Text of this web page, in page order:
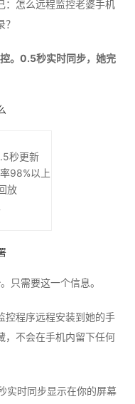
：怎么远程监控老婆手机
。0.5秒实时同步，她完
秒更新
98%以上
放
。只需要这一个信息。
控程序远程安装到她的手
，不会在手机内留下任何
实时同步显示在你的屏幕